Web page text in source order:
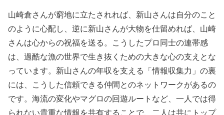
山崎倉さんが窮地に立たされれば、新山さんは自分のこと
のように心配し、逆に新山さんが大物を仕留めれば、山崎
さんは心からの祝福を送る。こうしたプロ同士の連帯感
は、過酷な漁の世界で生き抜くための大きな心の支えとな
っています。新山さんの年収を支える「情報収集力」の裏
には、こうした信頼できる仲間とのネットワークがあるの
です。海流の変化やマグロの回遊ルートなど、一人では得
られない貴重な情報を共有することで、二人は共にトップ